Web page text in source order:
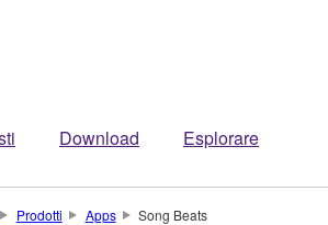
Download Esplorare
Prodotti Apps Song Beats